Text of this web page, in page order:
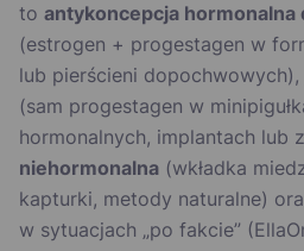
to antykoncepcja hormonalna
(estrogen + progestagen w
lub pierścieni dopochwowych),
(sam progestagen w
hormonalnych, implantach lub
niehormonalna (wkładka
kapturki, metody naturalne)
w sytuacjach „po fakcie”